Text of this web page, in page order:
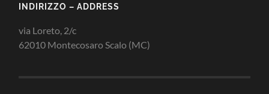
INDIRIZZO – ADDRESS
via Loreto, 2/c
62010 Montecosaro Scalo (MC)